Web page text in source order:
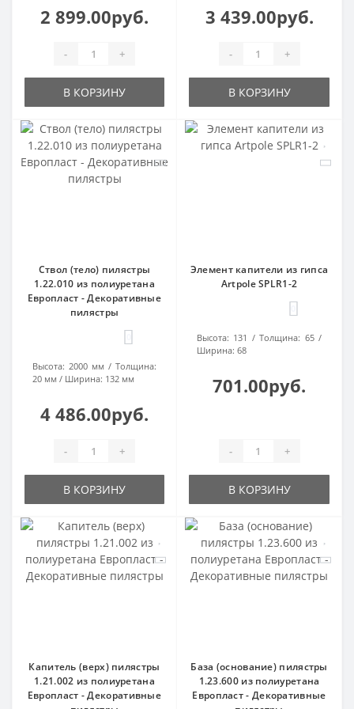
2 899.00руб.
- +
В КОРЗИНУ
3 439.00руб.
- +
В КОРЗИНУ
Ствол (тело) пилястры
1.22.010 из полиуретана
Европласт - Декоративные
пилястры
Высота: 2000 мм
Толщина:
20 мм
Ширина: 132 мм
4 486.00руб.
- +
В КОРЗИНУ
Элемент капители из гипса
Artpole SPLR1-2
Высота: 131 Толщина: 65
Ширина: 68
701.00руб.
- +
В КОРЗИНУ
Капитель (верх) пилястры
1.21.002 из полиуретана
Европласт - Декоративные
База (основание) пилястры
1.23.600 из полиуретана
Европласт - Декоративные